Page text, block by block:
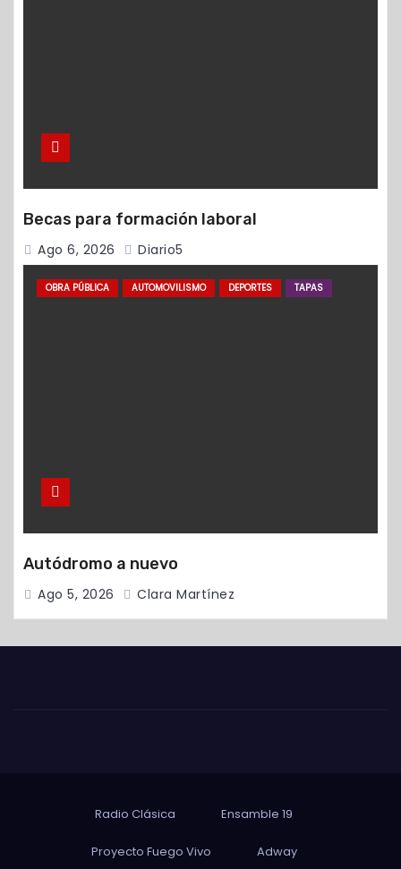
Becas para formación laboral
Ago 6, 2026 Diario5
OBRA PÚBLICA AUTOMOVILISMO DEPORTES TAPAS
Autódromo a nuevo
Ago 5, 2026 Clara Martínez
Radio Clásica Ensamble 19
Proyecto Fuego Vivo Adway